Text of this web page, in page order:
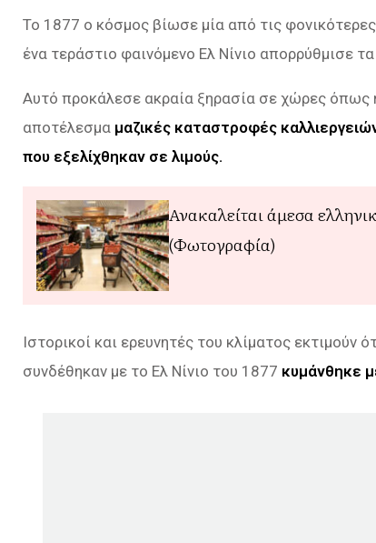
Το 1877 ο κόσμος βίωσε μία από τις
ένα τεράστιο φαινόμενο Ελ Νίνιο απορρύθμισε
Αυτό προκάλεσε ακραία ξηρασία σε χώρες όπως η
αποτέλεσμα μαζικές καταστροφές
που εξελίχθηκαν σε λιμούς.
Ανακαλείται άμεσα
(Φωτογραφία)
Ιστορικοί και ερευνητές του κλίματος
συνδέθηκαν με το Ελ Νίνιο του 1877 κυμάνθηκε